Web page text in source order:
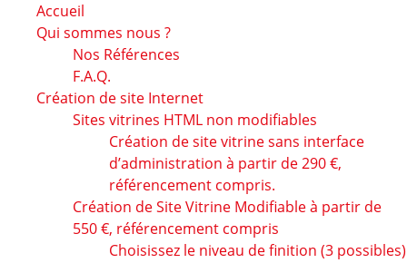
Accueil
Qui sommes nous ?
Nos Références
F.A.Q.
Création de site Internet
Sites vitrines HTML non modifiables
Création de site vitrine sans interface
d’administration à partir de 290 €,
référencement compris.
Création de Site Vitrine Modifiable à partir de
550 €, référencement compris
Choisissez le niveau de finition (3 possibles)